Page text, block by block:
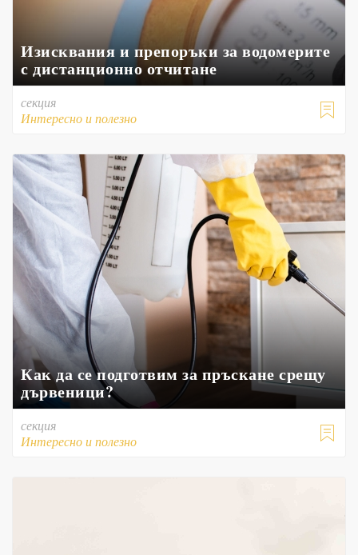
Изисквания и препоръки за водомерите
с дистанционно отчитане

секция
Интересно и полезно
Как да се подготвим за пръскане срещу
дървеници?

секция
Интересно и полезно